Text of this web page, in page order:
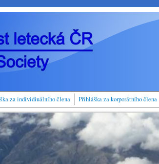
za individiuálního člena Přihláška za korporátního člena